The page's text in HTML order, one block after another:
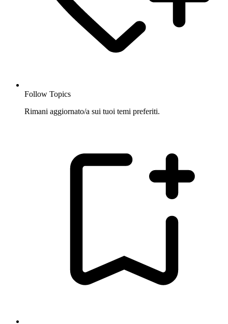
Follow Topics
Rimani aggiornato/a sui tuoi temi preferiti.